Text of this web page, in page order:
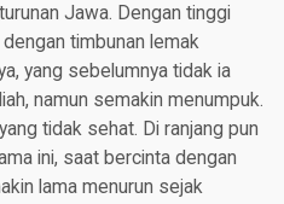
Jawa. Dengan tinggi
timbunan lemak
yang sebelumnya tidak ia
namun semakin menumpuk.
tidak sehat. Di ranjang pun
ini, saat bercinta dengan
lama menurun sejak